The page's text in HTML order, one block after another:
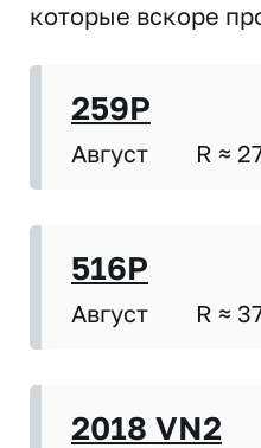
которые вскоре
259P
Август R ≈
516P
Август R ≈
2018 VN2